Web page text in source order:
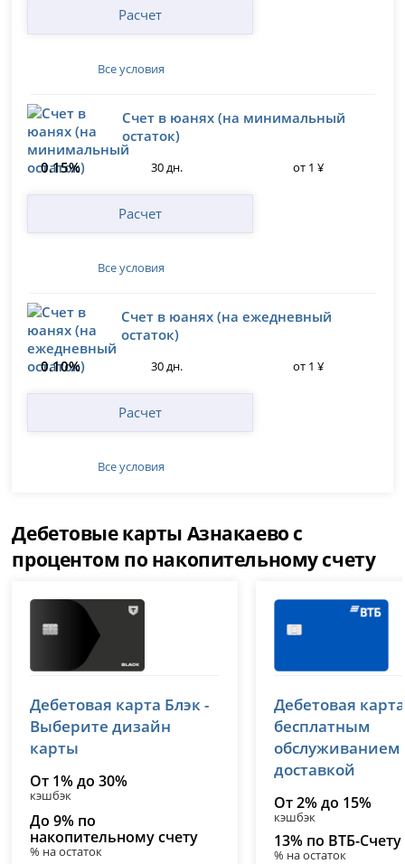
Расчет
Все условия
Счет в юанях (на минимальный
остаток)
0.15%
30 дн. от 1 ¥
Расчет
Все условия
Счет в юанях (на ежедневный
остаток)
0.10%
30 дн. от 1 ¥
Расчет
Все условия
Дебетовые карты Азнакаево с
процентом по накопительному счету
лицензия № 2673
Дебетовая карта Блэк -
Выберите дизайн
карты
От 1% до 30%
кэшбэк
До 9% по
накопительному счету
% на остаток
лицензия № 1000
Дебетовая
бесплатным
обслуживанием
доставкой
От 2% до 15%
кэшбэк
13% по ВТБ-Счету
% на остаток